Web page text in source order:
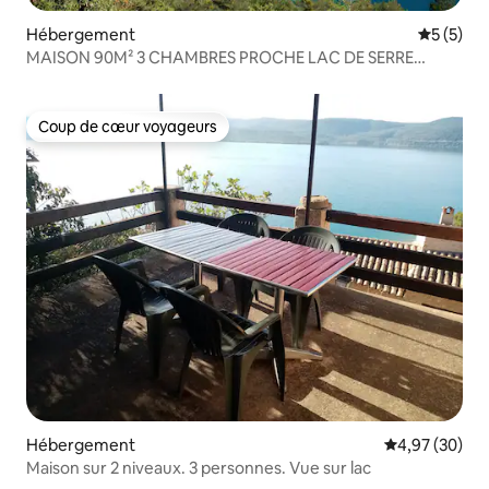
Hébergement
5 (5)
MAISON 90M² 3 CHAMBRES PROCHE LAC DE SERRE
Coup de cœur voyageurs
Coup de cœur voyageurs
Hébergement Évaluation
4,97 (30)
Maison sur 2 niveaux. 3 personnes. Vue sur lac